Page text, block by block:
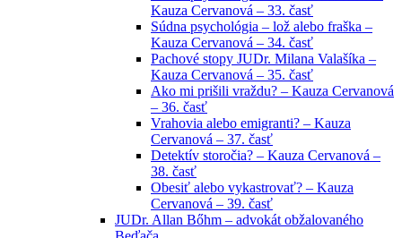
Kauza Cervanová – 33. časť
Súdna psychológia – lož alebo fraška –
Kauza Cervanová – 34. časť
Pachové stopy JUDr. Milana Valašíka –
Kauza Cervanová – 35. časť
Ako mi prišili vraždu? – Kauza Cervanová
– 36. časť
Vrahovia alebo emigranti? – Kauza
Cervanová – 37. časť
Detektív storočia? – Kauza Cervanová –
38. časť
Obesiť alebo vykastrovať? – Kauza
Cervanová – 39. časť
JUDr. Allan Bőhm – advokát obžalovaného